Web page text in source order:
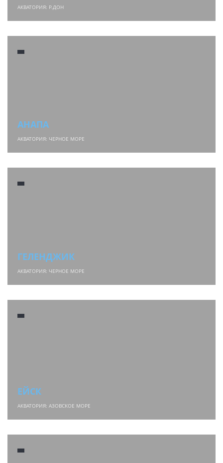
АКВАТОРИЯ: Р.ДОН
АНАПА
АКВАТОРИЯ: ЧЕРНОЕ МОРЕ
ГЕЛЕНДЖИК
АКВАТОРИЯ: ЧЕРНОЕ МОРЕ
ЕЙСК
АКВАТОРИЯ: АЗОВСКОЕ МОРЕ